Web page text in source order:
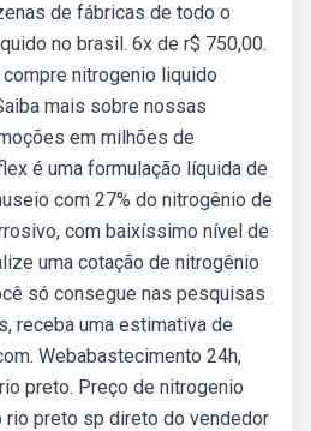
de fábricas de todo o
no brasil. 6x de r$ 750,00.
nitrogenio liquido
mais sobre nossas
em milhões de
é uma formulação líquida de
com 27% do nitrogênio de
com baixíssimo nível de
uma cotação de nitrogênio
só consegue nas pesquisas
receba uma estimativa de
Webabastecimento 24h,
preto. Preço de nitrogenio
rio preto sp direto do vendedor